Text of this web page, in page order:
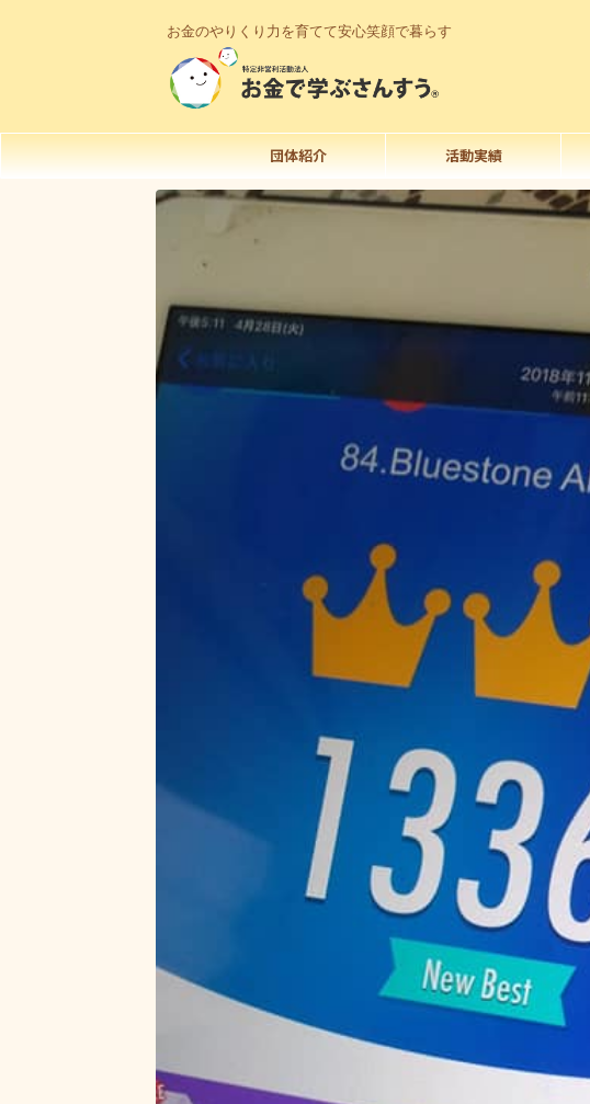
お金のやりくり力を育てて安心笑顔で暮らす
団体紹介 活動実績